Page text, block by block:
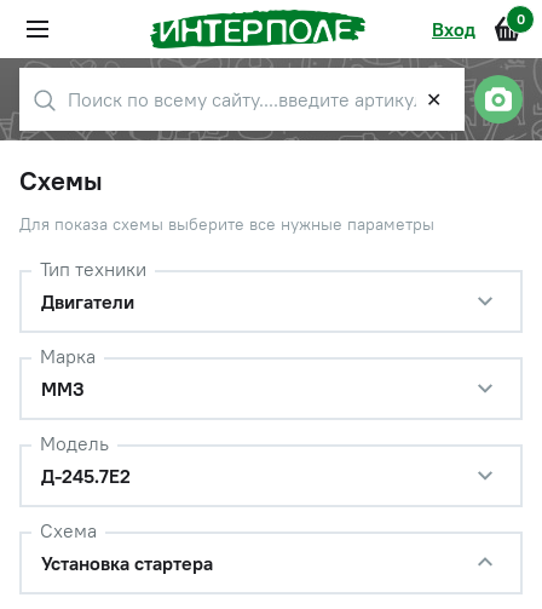
Вход 0
✕
Схемы
Для показа схемы выберите все нужные параметры
Тип техники
Двигатели
Марка
ММЗ
Модель
Д-245.7Е2
Схема
Установка стартера